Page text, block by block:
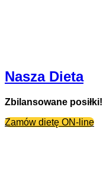
Nasza Dieta
Zbilansowane posiłki!
Zamów dietę ON-line